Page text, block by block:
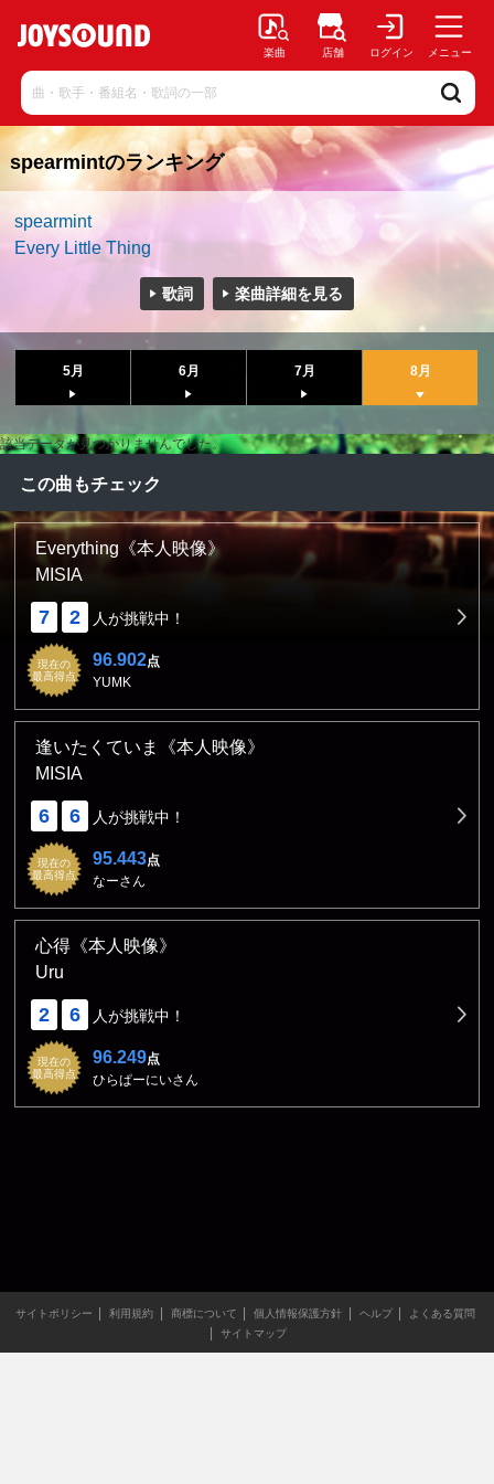
楽曲 店舗 ログイン メニュー
spearmintのランキング
spearmint
Every Little Thing
歌詞 楽曲詳細を見る
5月 6月 7月 8月
該当データが見つかりませんでした。
この曲もチェック
Everything《本人映像》
MISIA
7 2 人が挑戦中！
現在の
最高得点
96.902点
YUMK
逢いたくていま《本人映像》
MISIA
6 6 人が挑戦中！
現在の
最高得点
95.443点
なーさん
心得《本人映像》
Uru
2 6 人が挑戦中！
現在の
最高得点
96.249点
ひらぱーにいさん
サイトポリシー 利用規約 商標について 個人情報保護方針 ヘルプ
よくある質問
サイトマップ